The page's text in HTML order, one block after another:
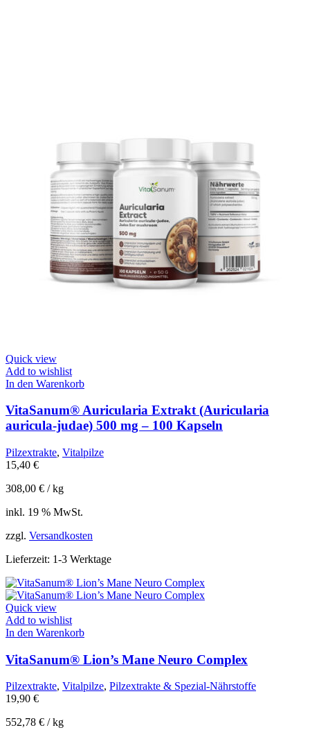
Quick view
Add to wishlist
In den Warenkorb
VitaSanum® Auricularia Extrakt (Auricularia
auricula-judae) 500 mg – 100 Kapseln
Pilzextrakte, Vitalpilze
15,40 €
308,00 € /kg
inkl. 19 % MwSt.
zzgl. Versandkosten
Lieferzeit: 1-3 Werktage
Quick view
Add to wishlist
In den Warenkorb
VitaSanum® Lion’s Mane Neuro Complex
Pilzextrakte, Vitalpilze, Pilzextrakte & Spezial-Nährstoffe
19,90 €
552,78 € /kg